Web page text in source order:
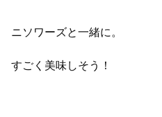
ニソワーズと一緒に。
すごく美味しそう！